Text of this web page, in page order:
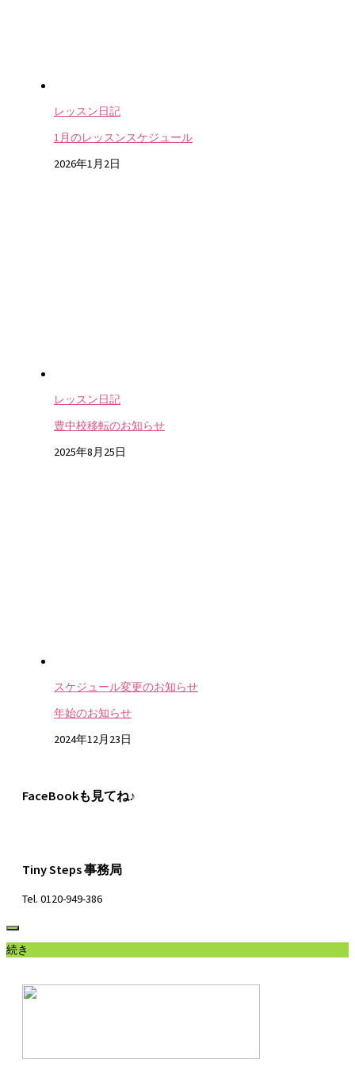
レッスン日記
1月のレッスンスケジュール
2026年1月2日
レッスン日記
豊中校移転のお知らせ
2025年8月25日
スケジュール変更のお知らせ
年始のお知らせ
2024年12月23日
FaceBookも見てね♪
Tiny Steps 事務局
Tel. 0120-949-386
続き